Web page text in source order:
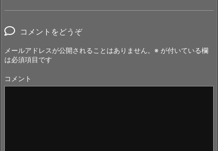
コメントをどうぞ
メールアドレスが公開されることはありません。 ※ が付いている欄
は必須項目です
コメント